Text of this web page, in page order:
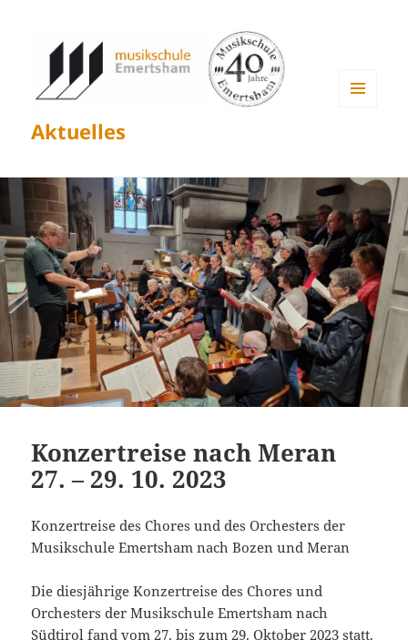
Aktuelles
Konzertreise nach Meran
27. – 29. 10. 2023
Konzertreise des Chores und des Orchesters der
Musikschule Emertsham nach Bozen und Meran
Die diesjährige Konzertreise des Chores und
Orchesters der Musikschule Emertsham nach
Südtirol fand vom 27. bis zum 29. Oktober 2023 statt.